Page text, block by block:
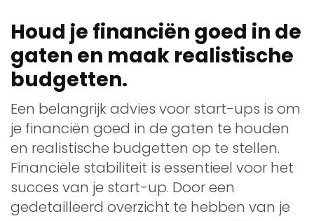
Houd je financiën goed in de
gaten en maak realistische
budgetten.
Een belangrijk advies voor start-ups is om
je financiën goed in de gaten te houden
en realistische budgetten op te stellen.
Financiële stabiliteit is essentieel voor het
succes van je start-up. Door een
gedetailleerd overzicht te hebben van je